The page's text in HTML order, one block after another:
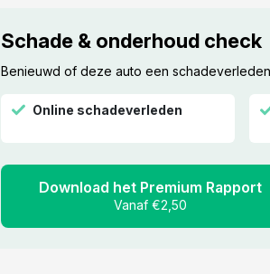
Schade & onderhoud check
Benieuwd of deze auto een
Online schadeverleden
Download het Premium Rapport
Vanaf €2,50